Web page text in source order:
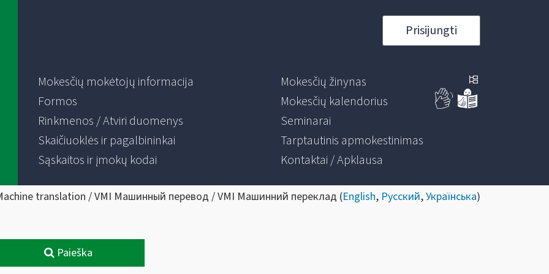
Prisijungti
Mokesčių mokėtojų informacija
Formos
Rinkmenos / Atviri duomenys
Skaičiuoklės ir pagalbininkai
Sąskaitos ir įmokų kodai
Mokesčių žinynas
Mokesčių kalendorius
Seminarai
Tarptautinis apmokestinimas
Kontaktai / Apklausa
translation / VMI Машинный перевод / VMI Машинний переклад (English, Русский,Українська)
Paieška